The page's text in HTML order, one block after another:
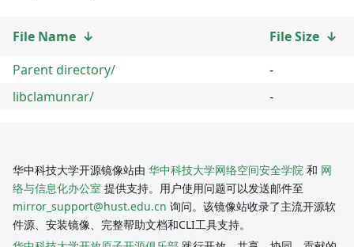
File Name ↓ File Size ↓
Parent directory/
-
libclamunrar/
-
华中科技大学开源镜像站由 华中科技大学网络空间安全学院 和 网
络与信息化办公室 提供支持。用户使用问题可以发送邮件至
mirror_support@hust.edu.cn 询问。该镜像站收录了主流开源软
件源、安装镜像、完整帮助文档和CLI工具支持。